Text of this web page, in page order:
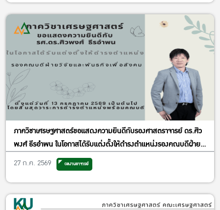
ภาควิชาเศรษฐศาสตร์ขอแสดงความยินดีกับรองศาสตราจารย์ ดร.ศิว
พงศ์ ธีรอำพน ในโอกาสได้รับแต่งตั้งให้ดำรงตำแหน่งรองคณบดีฝ่าย
วิจัยและพันธกิจเพื่อสังคม
27 ก.ค. 2569 ผลงานอาจารย์